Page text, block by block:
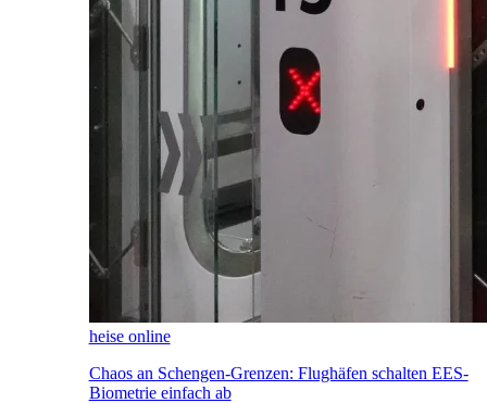
heise online
Chaos an Schengen-Grenzen: Flughäfen schalten EES-
Biometrie einfach ab